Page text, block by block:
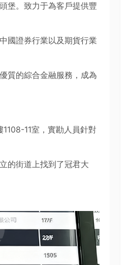
堡。致力于為客戶提供豐
國證券行業以及期貨行業
質的綜合金融服務，成為
11室，實勘人員針對
的街道上找到了冠君大